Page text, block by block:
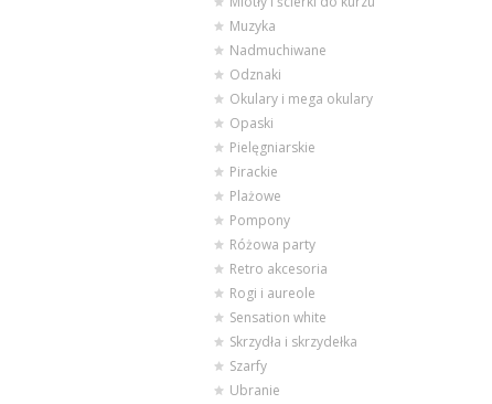
Muzyka
Nadmuchiwane
Odznaki
Okulary i mega okulary
Opaski
Pielęgniarskie
Pirackie
Plażowe
Pompony
Różowa party
Retro akcesoria
Rogi i aureole
Sensation white
Skrzydła i skrzydełka
Szarfy
Ubranie